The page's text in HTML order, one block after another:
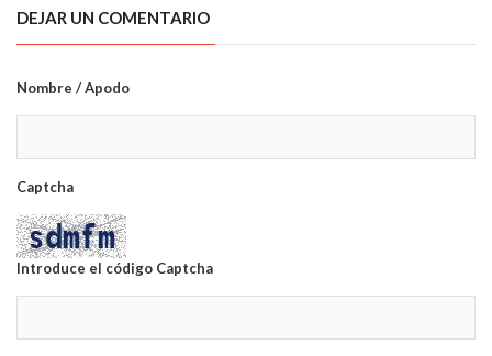
DEJAR UN COMENTARIO
Nombre / Apodo
Captcha
Introduce el código Captcha